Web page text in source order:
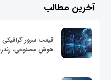
آخرین مطالب
هوش مصنوعی،